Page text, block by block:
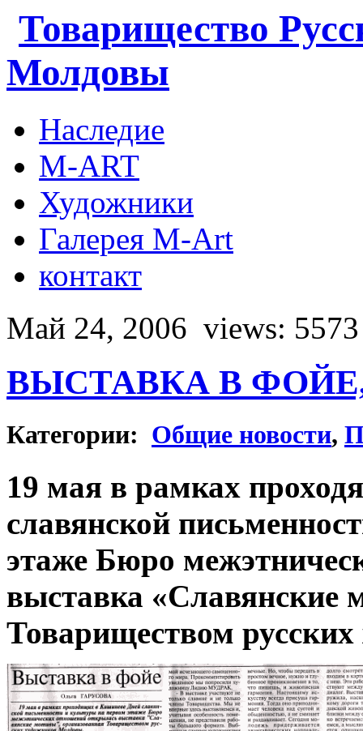
Товарищество
Молдовы
Наследие
M-ART
Художники
Галерея M-Art
контакт
Май 24, 2006 views: 5573
ВЫСТАВКА В ФОЙЕ,
Категории: Общие новости,
19 мая в рамках
славянской
этаже Бюро
выставка «Славянские
Товариществом